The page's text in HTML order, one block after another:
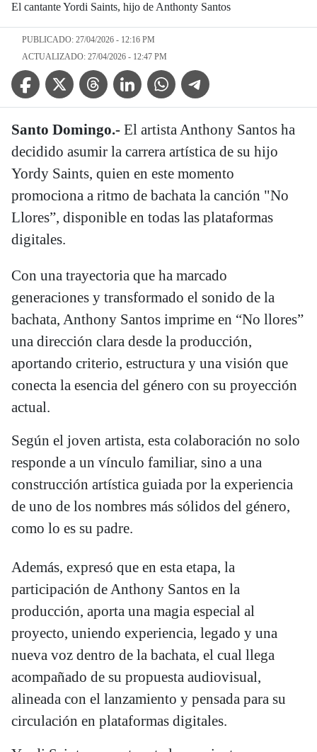
El cantante Yordi Saints, hijo de Anthonty Santos
PUBLICADO: 27/04/2026 - 12:16 PM
ACTUALIZADO: 27/04/2026 - 12:47 PM
Facebook IconTwitter IconThreads IconLinkedin IconWhatsApp IconTelegram Icon
Santo Domingo.- El artista Anthony Santos ha
decidido asumir la carrera artística de su hijo
Yordy Saints, quien en este momento
promociona a ritmo de bachata la canción "No
Llores”, disponible en todas las plataformas
digitales.
Con una trayectoria que ha marcado
generaciones y transformado el sonido de la
bachata, Anthony Santos imprime en “No llores”
una dirección clara desde la producción,
aportando criterio, estructura y una visión que
conecta la esencia del género con su proyección
actual.
Según el joven artista, esta colaboración no solo
responde a un vínculo familiar, sino a una
construcción artística guiada por la experiencia
de uno de los nombres más sólidos del género,
como lo es su padre.
Además, expresó que en esta etapa, la
participación de Anthony Santos en la
producción, aporta una magia especial al
proyecto, uniendo experiencia, legado y una
nueva voz dentro de la bachata, el cual llega
acompañado de su propuesta audiovisual,
alineada con el lanzamiento y pensada para su
circulación en plataformas digitales.